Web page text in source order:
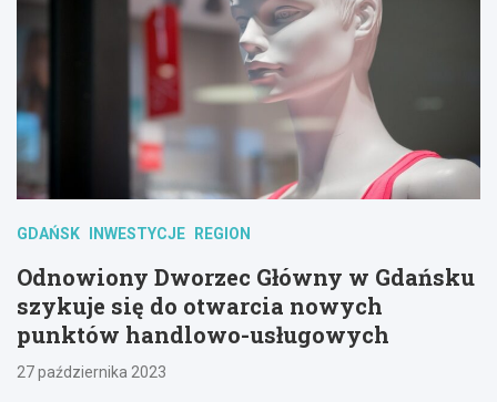
GDAŃSK INWESTYCJE REGION
Odnowiony Dworzec Główny w Gdańsku
szykuje się do otwarcia nowych
punktów handlowo-usługowych
27 października 2023